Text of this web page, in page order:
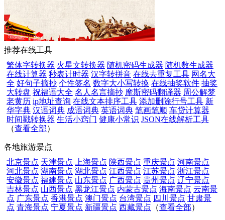
推荐在线工具
繁体字转换器 火星文转换器 随机密码生成器 随机数生成器
在线计算器 秒表计时器 汉字转拼音 在线去重复工具 网名大
全 好句子摘抄 个性签名 数字大小写转换 在线抽奖软件 抽奖
大转盘 祝福语大全 名人名言摘抄 摩斯密码翻译器 周公解梦
老黄历 ip地址查询 在线文本排序工具 添加删除行号工具 新
华字典 汉语词典 成语词典 英语词典 笔画笔顺 车贷计算器
时间戳转换器 生活小窍门 健康小常识 JSON在线解析工具
（查看全部）
各地旅游景点
北京景点 天津景点 上海景点 陕西景点 重庆景点 河南景点
河北景点 湖南景点 湖北景点 江西景点 江苏景点 浙江景点
安徽景点 福建景点 山东景点 广西景点 贵州景点 辽宁景点
吉林景点 山西景点 黑龙江景点 内蒙古景点 海南景点 云南景
点 广东景点 香港景点 澳门景点 台湾景点 四川景点 甘肃景
点 青海景点 宁夏景点 新疆景点 西藏景点 （查看全部）